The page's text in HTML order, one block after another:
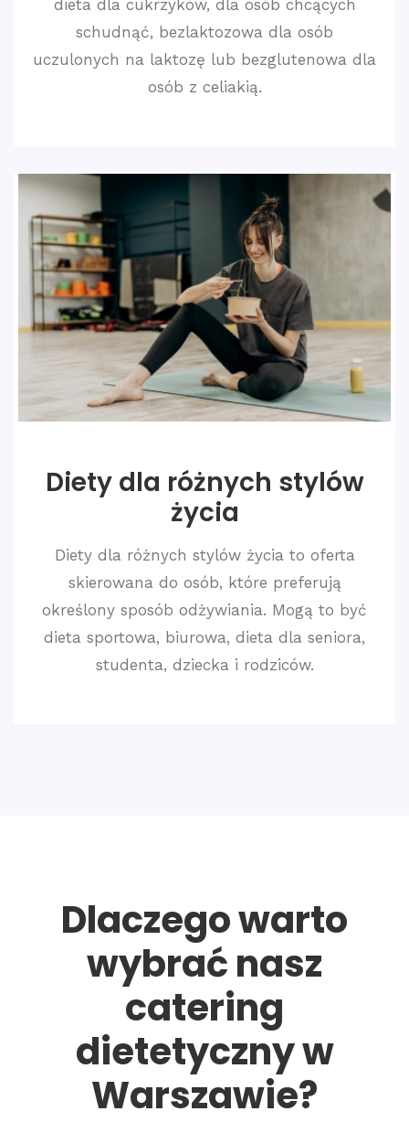
dieta dla cukrzyków, dla osób chcących
schudnąć, bezlaktozowa dla osób
uczulonych na laktozę lub bezglutenowa dla
osób z celiakią.
Diety dla różnych stylów
życia
Diety dla różnych stylów życia to oferta
skierowana do osób, które preferują
określony sposób odżywiania. Mogą to być
dieta sportowa, biurowa, dieta dla seniora,
studenta, dziecka i rodziców.
Dlaczego warto
wybrać nasz
catering
dietetyczny w
Warszawie?